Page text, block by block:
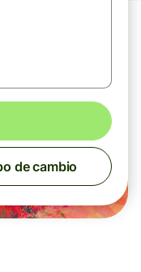
de cambio